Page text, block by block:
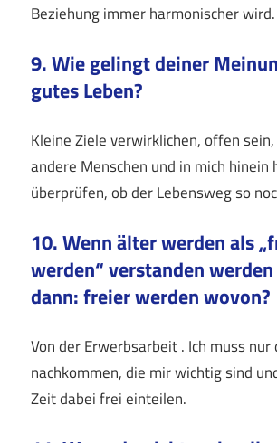
Beziehung immer harmonischer wird.
9. Wie gelingt deiner
gutes Leben?
Kleine Ziele verwirklichen, offen
andere Menschen und in mich hinein
überprüfen, ob der Lebensweg so
10. Wenn älter werden als
werden“ verstanden
dann: freier werden wovon?
Von der Erwerbsarbeit . Ich muss
nachkommen, die mir wichtig sind
Zeit dabei frei einteilen.